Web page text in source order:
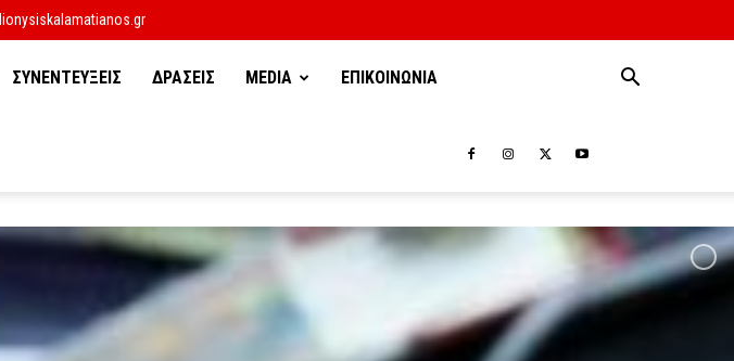
ΣΥΝΕΝΤΕΥΞΕΙΣ ΔΡΑΣΕΙΣ MEDIA ΕΠΙΚΟΙΝΩΝΙΑ